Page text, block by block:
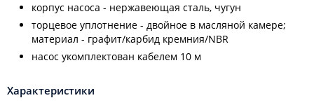
корпус насоса - нержавеющая сталь, чугун
торцевое уплотнение - двойное в масляной камере;
материал - графит/карбид кремния/NВR
насос укомплектован кабелем 10 м
Характеристики